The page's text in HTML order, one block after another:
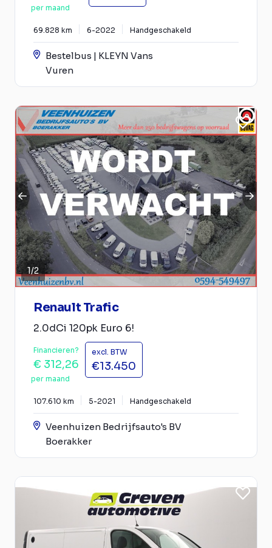
per maand
69.828 km 6-2022 Handgeschakeld
Bestelbus | KLEYN Vans
Vuren
1/2
Renault Trafic
2.0dCi 120pk Euro 6!
Financieren?
€ 312,26
per maand
excl. BTW
€13.450
107.610 km 5-2021 Handgeschakeld
Veenhuizen Bedrijfsauto's BV
Boerakker